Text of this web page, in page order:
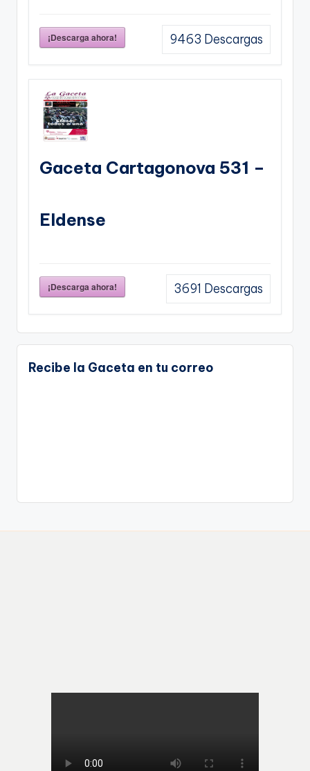
¡Descarga ahora! 9463 Descargas
Gaceta Cartagonova 531 –
Eldense
¡Descarga ahora! 3691 Descargas
Recibe la Gaceta en tu correo